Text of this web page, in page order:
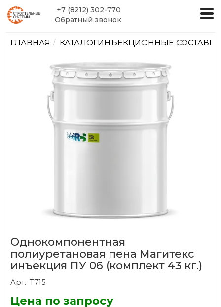
+7 (8212) 302-770
Обратный звонок
ГЛАВНАЯ КАТАЛОГИНЪЕКЦИОННЫЕ СОСТАВЫ
Однокомпонентная
полиуретановая пена Магитекс
инъекция ПУ 06 (комплект 43 кг.)
Арт.: Т715
Цена по запросу